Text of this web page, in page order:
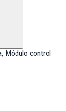
Módulo control